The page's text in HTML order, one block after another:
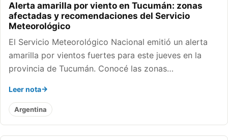
Alerta amarilla por viento en Tucumán: zonas
afectadas y recomendaciones del Servicio
Meteorológico
El Servicio Meteorológico Nacional emitió un alerta
amarilla por vientos fuertes para este jueves en la
provincia de Tucumán. Conocé las zonas…
Leer nota
Argentina